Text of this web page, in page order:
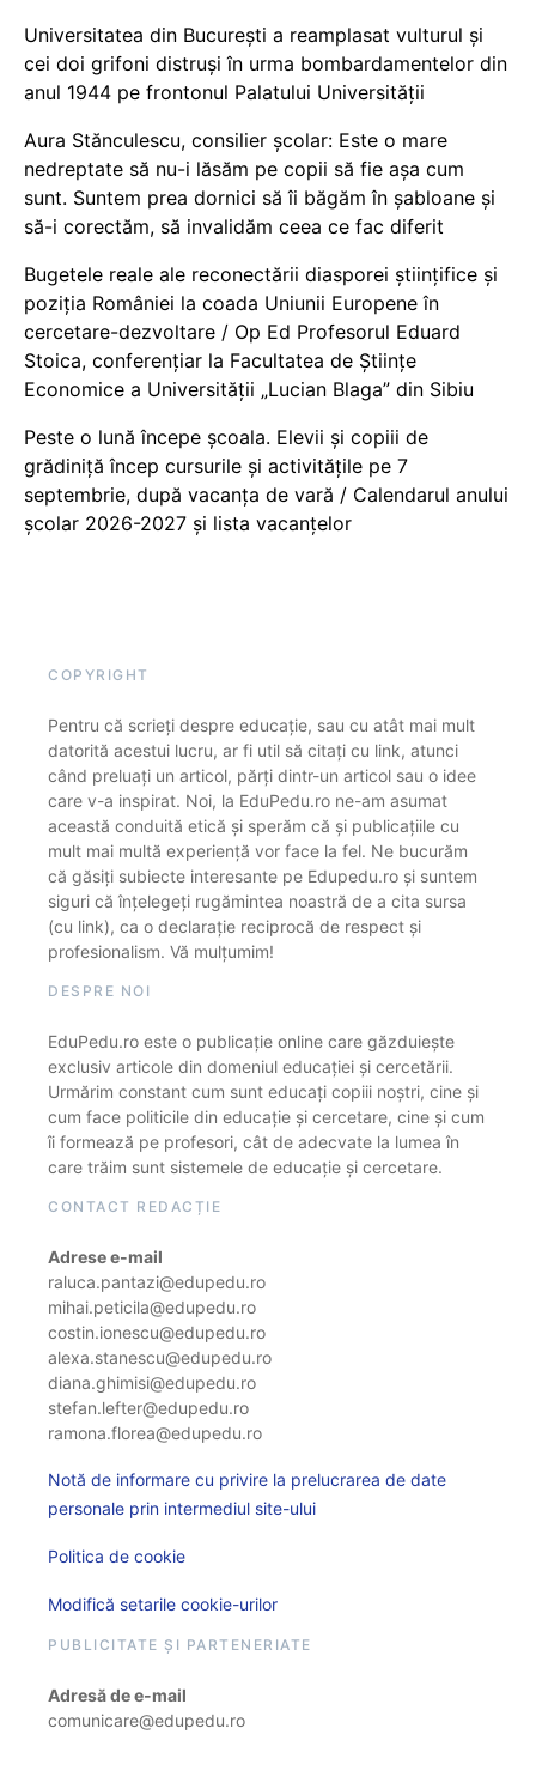
Universitatea din București a reamplasat vulturul și
cei doi grifoni distruși în urma bombardamentelor din
anul 1944 pe frontonul Palatului Universității
Aura Stănculescu, consilier școlar: Este o mare
nedreptate să nu-i lăsăm pe copii să fie așa cum
sunt. Suntem prea dornici să îi băgăm în șabloane și
să-i corectăm, să invalidăm ceea ce fac diferit
Bugetele reale ale reconectării diasporei științifice și
poziția României la coada Uniunii Europene în
cercetare-dezvoltare / Op Ed Profesorul Eduard
Stoica, conferențiar la Facultatea de Științe
Economice a Universității „Lucian Blaga” din Sibiu
Peste o lună începe școala. Elevii și copiii de
grădiniță încep cursurile și activitățile pe 7
septembrie, după vacanța de vară / Calendarul anului
școlar 2026-2027 și lista vacanțelor
COPYRIGHT
Pentru că scrieți despre educație, sau cu atât mai mult
datorită acestui lucru, ar fi util să citați cu link, atunci
când preluați un articol, părți dintr-un articol sau o idee
care v-a inspirat. Noi, la EduPedu.ro ne-am asumat
această conduită etică și sperăm că și publicațiile cu
mult mai multă experiență vor face la fel. Ne bucurăm
că găsiți subiecte interesante pe Edupedu.ro și suntem
siguri că înțelegeți rugămintea noastră de a cita sursa
(cu link), ca o declarație reciprocă de respect și
profesionalism. Vă mulțumim!
DESPRE NOI
EduPedu.ro este o publicație online care găzduiește
exclusiv articole din domeniul educației și cercetării.
Urmărim constant cum sunt educați copiii noștri, cine și
cum face politicile din educație și cercetare, cine și cum
îi formează pe profesori, cât de adecvate la lumea în
care trăim sunt sistemele de educație și cercetare.
CONTACT REDACȚIE
Adrese e-mail
raluca.pantazi@edupedu.ro
mihai.peticila@edupedu.ro
costin.ionescu@edupedu.ro
alexa.stanescu@edupedu.ro
diana.ghimisi@edupedu.ro
stefan.lefter@edupedu.ro
ramona.florea@edupedu.ro
Notă de informare cu privire la prelucrarea de date
personale prin intermediul site-ului
Politica de cookie
Modifică setarile cookie-urilor
PUBLICITATE ȘI PARTENERIATE
Adresă de e-mail
comunicare@edupedu.ro